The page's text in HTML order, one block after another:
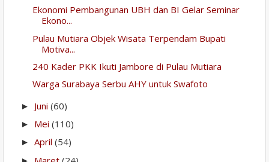
Ekonomi Pembangunan UBH dan BI Gelar Seminar
Ekono...
Pulau Mutiara Objek Wisata Terpendam Bupati
Motiva...
240 Kader PKK Ikuti Jambore di Pulau Mutiara
Warga Surabaya Serbu AHY untuk Swafoto
► Juni (60)
► Mei (110)
► April (54)